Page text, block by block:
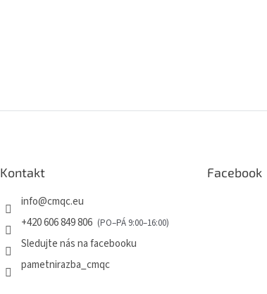
Kontakt
info@cmqc.eu
+420 606 849 806
Sledujte nás na facebooku
pametnirazba_cmqc
Facebook